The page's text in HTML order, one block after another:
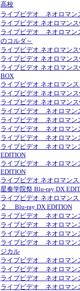
高校
ライブビデオ ネオロマン
ライブビデオ ネオロマン
ライブビデオ ネオロマン
のコルダ～
ライブビデオ ネオロマン
ライブビデオ ネオロマン
ライブビデオ ネオロマン
BOX
ライブビデオ ネオロマン
ライブビデオ ネオロマン
ライブビデオ ネオロマン
ライブビデオ ネオロマン
ライブビデオ ネオロマン
ライブビデオ ネオロマン
ライブビデオ ネオロマン
ライブビデオ ネオロマン
EDITION
ライブビデオ ネオロマン
EDITION
ライブビデオ ネオロマン
星奏学院祭 Blu-ray DX
ライブビデオ ネオロマン
２ Blu-ray DX EDITION
ライブビデオ ネオロマン
ライブビデオ ネオロマン
ライブビデオ ネオロマン
ライブビデオ ネオロマン
ジカル
ライブビデオ ネオロマン
ライブビデオ ネオロマ
ライブビデオ ネオロマン
ライブビデオ ネオロマン